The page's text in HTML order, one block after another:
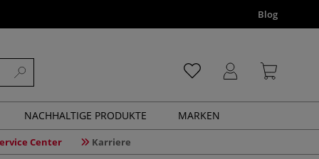
Blog
NACHHALTIGE PRODUKTE MARKEN
Center Karriere